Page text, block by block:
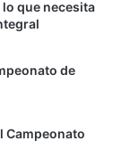
lo que necesita
de
Campeonato